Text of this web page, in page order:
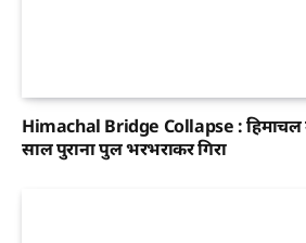
Himachal Bridge Collapse : हिमाचल
साल पुराना पुल भरभराकर गिरा